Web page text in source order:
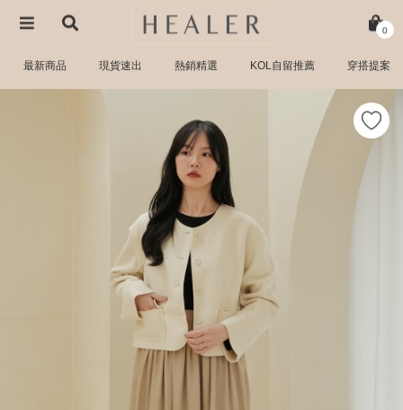
0
最新商品 現貨速出 熱銷精選 KOL自留推薦 穿搭提案